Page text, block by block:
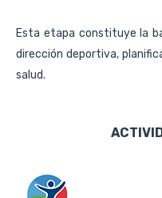
Esta etapa constituye la
dirección deportiva,
salud.